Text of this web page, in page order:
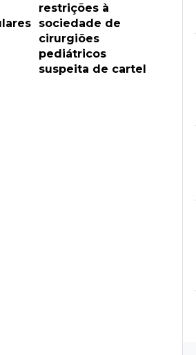
restrições à
sociedade de
cirurgiões
pediátricos
suspeita de cartel